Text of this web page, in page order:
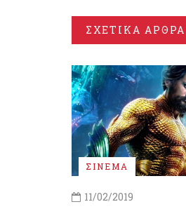
ΣΧΕΤΙΚΑ ΑΡΘΡΑ
ΣΙΝΕΜΑ
11/02/2019